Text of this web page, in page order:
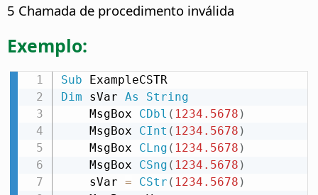
5 Chamada de procedimento inválida
Exemplo:
Sub
ExampleCSTR
Dim sVar As
String
    MsgBox
CDbl ( 1234.5678 )
    MsgBox
CInt ( 1234.5678 )
    MsgBox
CLng ( 1234.5678 )
    MsgBox
CSng ( 1234.5678 )
    sVar
= CStr ( 1234.5678 )